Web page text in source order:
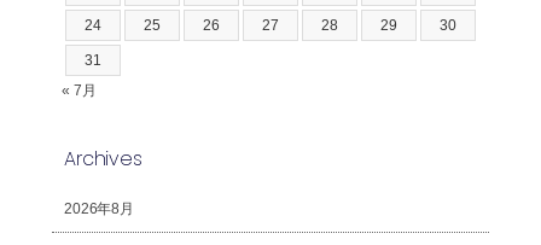
24 25 26 27 28 29 30
31
« 7月
Archives
2026年8月